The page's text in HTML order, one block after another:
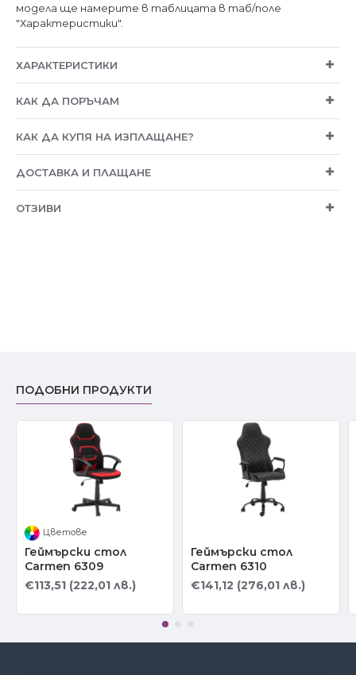
модела ще намерите в таблицата в таб/поле
"Характеристики".
ХАРАКТЕРИСТИКИ
КАК ДА ПОРЪЧАМ
КАК ДА КУПЯ НА ИЗПЛАЩАНЕ?
ДОСТАВКА И ПЛАЩАНЕ
ОТЗИВИ
ПОДОБНИ ПРОДУКТИ
Цветове
Геймърски стол
Carmen 6309
€113,51 (222,01 лв.)
Геймърски стол
Carmen 6310
€141,12 (276,01 лв.)